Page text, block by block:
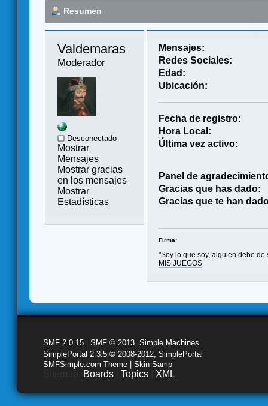
Resumen
Valdemaras
Moderador
Desconectado
Mostrar
Mensajes
Mostrar gracias
en los mensajes
Mostrar
Estadísticas
Mensajes:
Redes Sociales:
Edad:
Ubicación:
Fecha de registro:
Hora Local:
Última vez activo:
Panel de
Gracias que has dado:
Gracias que te han
Firma:
"Soy lo que soy, alguien debe de
MIS JUEGOS
SMF 2.0.15 SMF © 2013 Simple Machines
SimplePortal 2.3.5 © 2008-2012, SimplePortal
SMFSimple.com Theme | Skin Samp
Boards Topics XML